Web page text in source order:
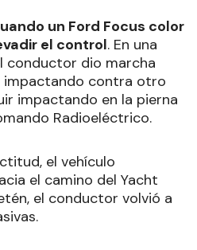
un Ford Focus color
el control. En una
conductor dio marcha
impactando contra otro
impactando en la pierna
Radioeléctrico.
el vehículo
el camino del Yacht
el conductor volvió a